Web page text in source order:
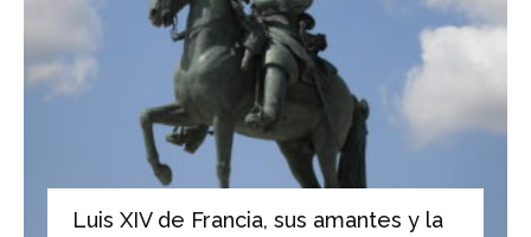
Luis XIV de Francia, sus amantes y la